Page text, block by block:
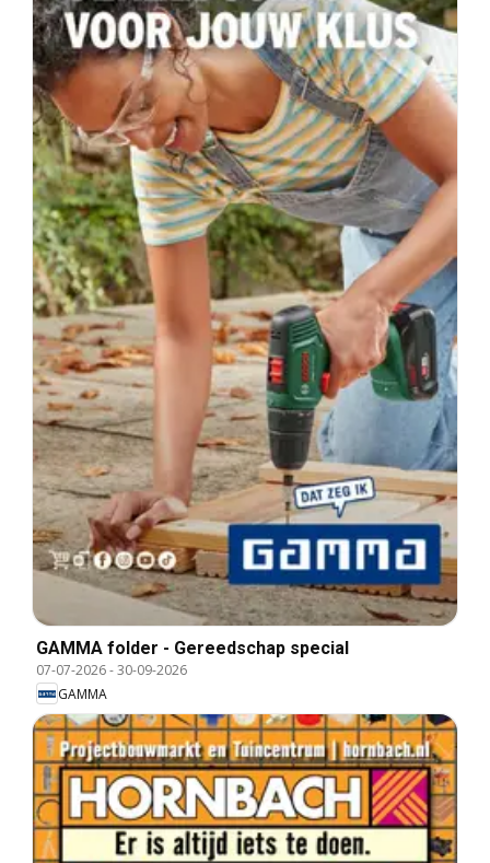
GAMMA folder - Gereedschap special
07-07-2026-30-09-2026
GAMMA